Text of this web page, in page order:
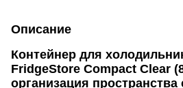
Описание
Контейнер для
FridgeStore Compact Clear
организация пространства